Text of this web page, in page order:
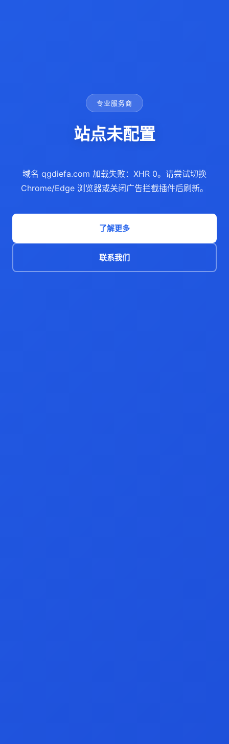
专业服务商
站点未配置
域名 qgdiefa.com 加载失败：XHR 0。请尝试切换
Chrome/Edge 浏览器或关闭广告拦截插件后刷新。
了解更多
联系我们